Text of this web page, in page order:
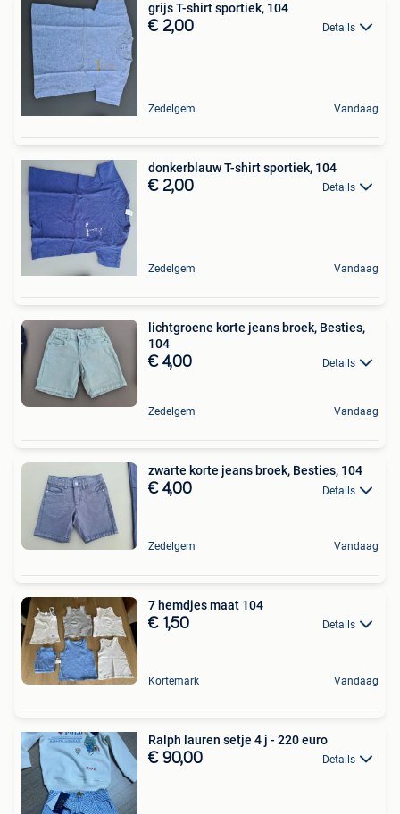
grijs T-shirt sportiek, 104
€ 2,00 Details
Zedelgem Vandaag
donkerblauw T-shirt sportiek, 104
€ 2,00 Details
Zedelgem Vandaag
lichtgroene korte jeans broek, Besties,
104
€ 4,00 Details
Zedelgem Vandaag
zwarte korte jeans broek, Besties, 104
€ 4,00 Details
Zedelgem Vandaag
7 hemdjes maat 104
€ 1,50 Details
Kortemark Vandaag
Ralph lauren setje 4 j - 220 euro
€ 90,00 Details